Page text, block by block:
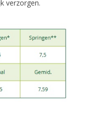
verzorgen.